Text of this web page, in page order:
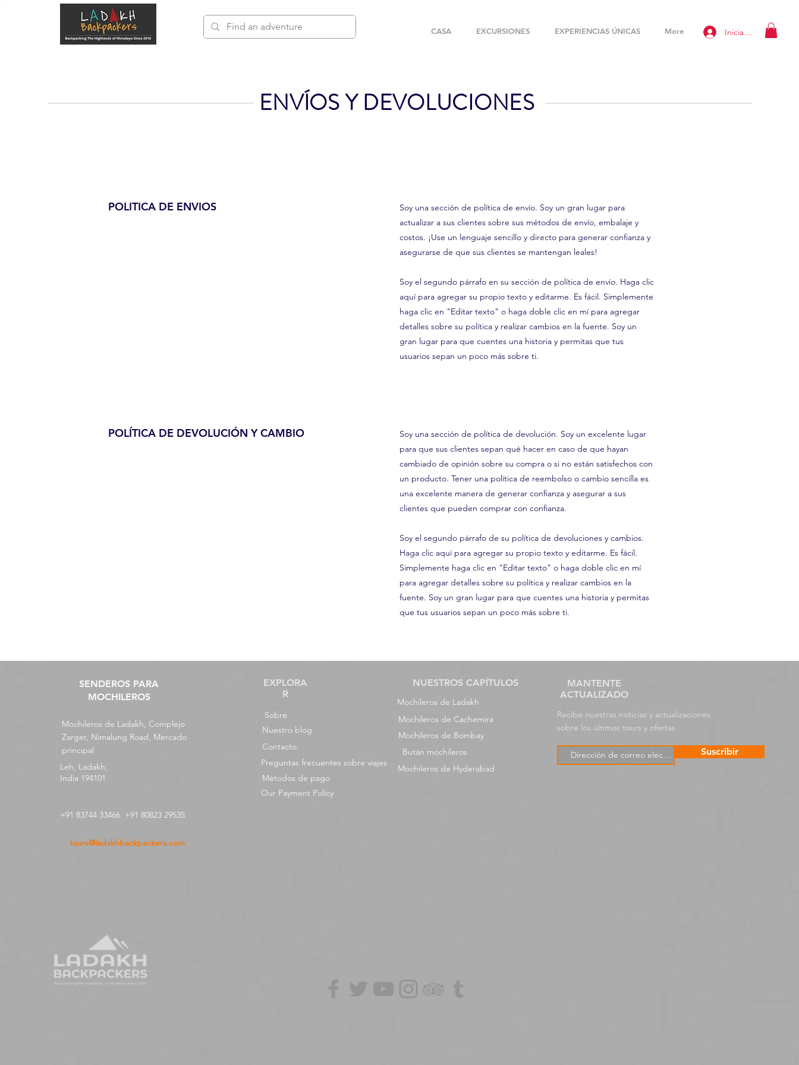
CASA EXCURSIONES EXPERIENCIAS ÚNICAS More Iniciar sesión
ENVÍOS Y DEVOLUCIONES
POLITICA DE ENVIOS
Soy una sección de política de envío. Soy un gran lugar para
actualizar a sus clientes sobre sus métodos de envío, embalaje y
costos. ¡Use un lenguaje sencillo y directo para generar confianza y
asegurarse de que sus clientes se mantengan leales!
Soy el segundo párrafo en su sección de política de envío. Haga clic
aquí para agregar su propio texto y editarme. Es fácil. Simplemente
haga clic en "Editar texto" o haga doble clic en mí para agregar
detalles sobre su política y realizar cambios en la fuente. Soy un
gran lugar para que cuentes una historia y permitas que tus
usuarios sepan un poco más sobre ti.
POLÍTICA DE DEVOLUCIÓN Y CAMBIO
Soy una sección de política de devolución. Soy un excelente lugar
para que sus clientes sepan qué hacer en caso de que hayan
cambiado de opinión sobre su compra o si no están satisfechos con
un producto. Tener una política de reembolso o cambio sencilla es
una excelente manera de generar confianza y asegurar a sus
clientes que pueden comprar con confianza.
Soy el segundo párrafo de su política de devoluciones y cambios.
Haga clic aquí para agregar su propio texto y editarme. Es fácil.
Simplemente haga clic en "Editar texto" o haga doble clic en mí
para agregar detalles sobre su política y realizar cambios en la
fuente. Soy un gran lugar para que cuentes una historia y permitas
que tus usuarios sepan un poco más sobre ti.
SENDEROS PARA
MOCHILEROS
Mochileros de Ladakh, Complejo
Zarger, Nimalung Road, Mercado
principal
Leh, Ladakh,
India 194101
+91 83744 33466 +91 80823 29535
tours@ladakhbackpackers.com
EXPLORA
R
Sobre
Nuestro blog
Contacto
Preguntas frecuentes sobre viajes
Métodos de pago
Our Payment Policy
NUESTROS CAPÍTULOS
Mochileros de Ladakh
Mochileros de Cachemira
Mochileros de Bombay
Bután mochileros
Mochileros de Hyderabad
MANTENTE
ACTUALIZADO
Recibe nuestras noticias y actualizaciones
sobre los últimos tours y ofertas
Suscribir